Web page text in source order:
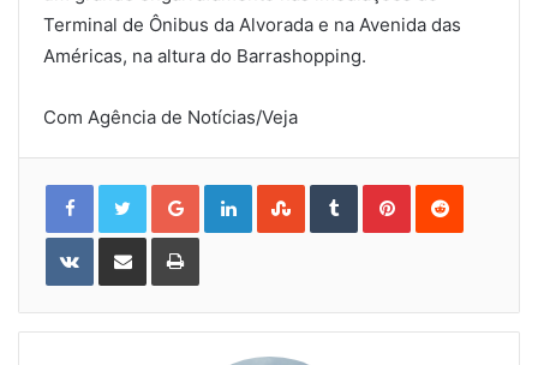
Terminal de Ônibus da Alvorada e na Avenida das
Américas, na altura do Barrashopping.
Com Agência de Notícias/Veja
Google+LinkedInStumbleUpon
TumblrPinterestReddit
VKontakteShare
Email
Print